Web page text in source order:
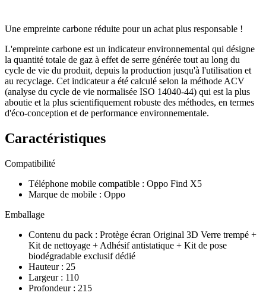
Une empreinte carbone réduite pour un achat plus responsable !
L'empreinte carbone est un indicateur environnemental qui désigne
la quantité totale de gaz à effet de serre générée tout au long du
cycle de vie du produit, depuis la production jusqu'à l'utilisation et
au recyclage. Cet indicateur a été calculé selon la méthode ACV
(analyse du cycle de vie normalisée ISO 14040-44) qui est la plus
aboutie et la plus scientifiquement robuste des méthodes, en termes
d'éco-conception et de performance environnementale.
Caractéristiques
Compatibilité
Téléphone mobile compatible : Oppo Find X5
Marque de mobile : Oppo
Emballage
Contenu du pack : Protège écran Original 3D Verre trempé +
Kit de nettoyage + Adhésif antistatique + Kit de pose
biodégradable exclusif dédié
Hauteur : 25
Largeur : 110
Profondeur : 215